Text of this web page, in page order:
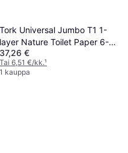
Tork Universal Jumbo T1 1-
layer Nature Toilet Paper 6-
pack
37,26 €
Tai 6,51 €/kk.¹
1 kauppa